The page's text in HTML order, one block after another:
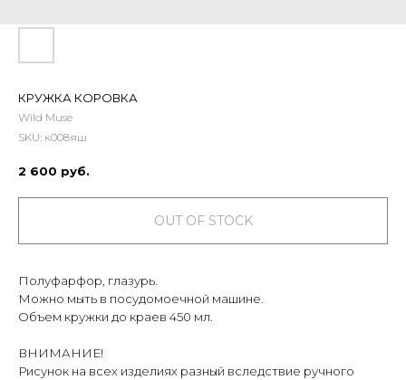
КРУЖКА КОРОВКА
Wild Muse
SKU: к008яш
2 600 руб.
OUT OF STOCK
Полуфарфор, глазурь.
Можно мыть в посудомоечной машине.
Объем кружки до краев 450 мл.
ВНИМАНИЕ!
Рисунок на всех изделиях разный вследствие ручного